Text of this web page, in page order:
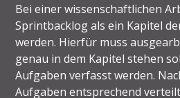
Bei einer wissenschaftlichen
Sprintbacklog als ein Kapitel
werden. Hierfür muss
genau in dem Kapitel stehen
Aufgaben verfasst werden.
Aufgaben entsprechend